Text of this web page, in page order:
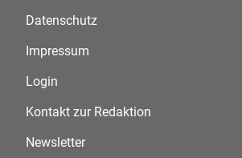
Datenschutz
Impressum
Login
Kontakt zur Redaktion
Newsletter